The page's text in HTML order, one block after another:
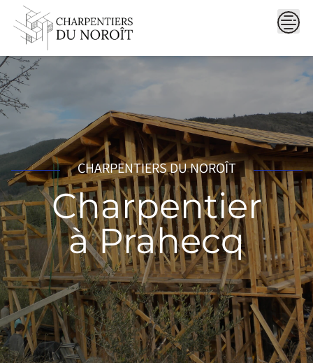
content
CHARPENTIERS DU NOROÎT
Charpentier
à Prahecq